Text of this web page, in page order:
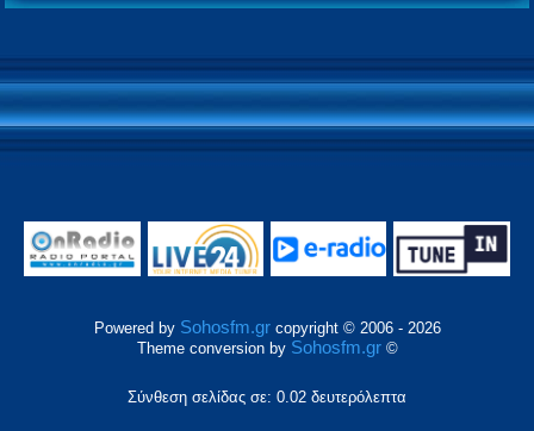
Powered by Sohosfm.grcopyright © 2006 - 2026
Theme conversion by Sohosfm.gr©
Σύνθεση σελίδας σε: 0.02 δευτερόλεπτα